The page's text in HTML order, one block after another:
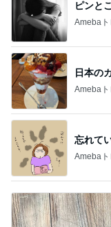
ピンと
Amebaト
日本の
Amebaト
忘れて
Amebaト